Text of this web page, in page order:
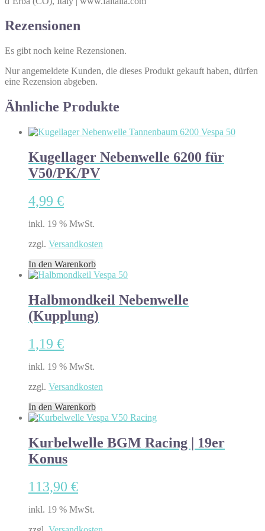
Rezensionen
Es gibt noch keine Rezensionen.
Nur angemeldete Kunden, die dieses Produkt gekauft haben, dürfen
eine Rezension abgeben.
Ähnliche Produkte
Kugellager Nebenwelle 6200 für
V50/PK/PV
4,99 €
inkl. 19 % MwSt.
zzgl. Versandkosten
In den Warenkorb
Halbmondkeil Nebenwelle
(Kupplung)
1,19 €
inkl. 19 % MwSt.
zzgl. Versandkosten
In den Warenkorb
Kurbelwelle BGM Racing | 19er
Konus
113,90 €
inkl. 19 % MwSt.